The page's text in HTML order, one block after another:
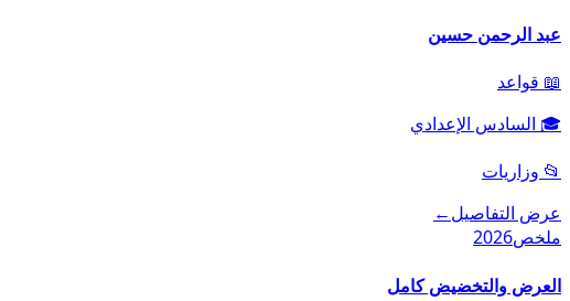
عبد الرحمن حسين
📖 قواعد
🎓 السادس الإعدادي
📂 وزاريات
عرض التفاصيل←
ملخص2026
العرض والتخضيض كامل